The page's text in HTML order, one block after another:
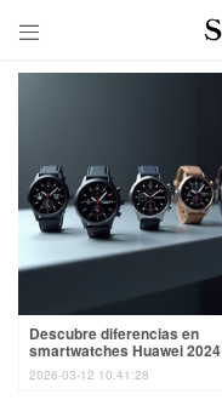

Descubre diferencias en
smartwatches Huawei 2024
2026-03-12 10:41:28